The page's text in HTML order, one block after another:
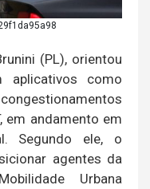
(PL), orientou
aplicativos como
em andamento em
Segundo ele, o
agentes da
Urbana